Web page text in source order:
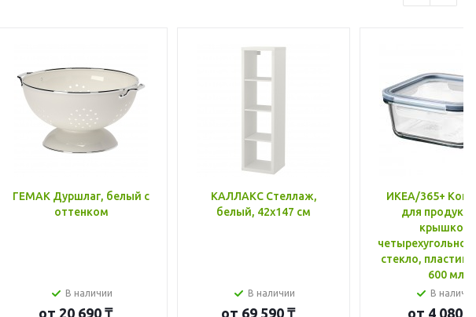
ГЕМАК Дуршлаг, белый с
оттенком
В наличии
от 20 690 ₸
КАЛЛАКС Стеллаж,
белый, 42x147 см
В наличии
от 69 590 ₸
ИКЕА/365+
для
крышкой,
стекло, пластик
600 мл
В
от 4 080 ₸